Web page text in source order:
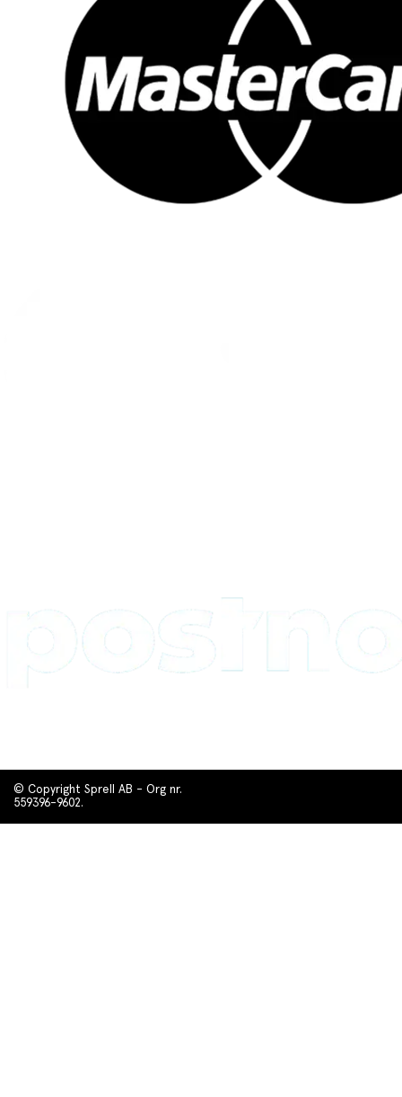
© Copyright Sprell AB - Org nr.
559396-9602.